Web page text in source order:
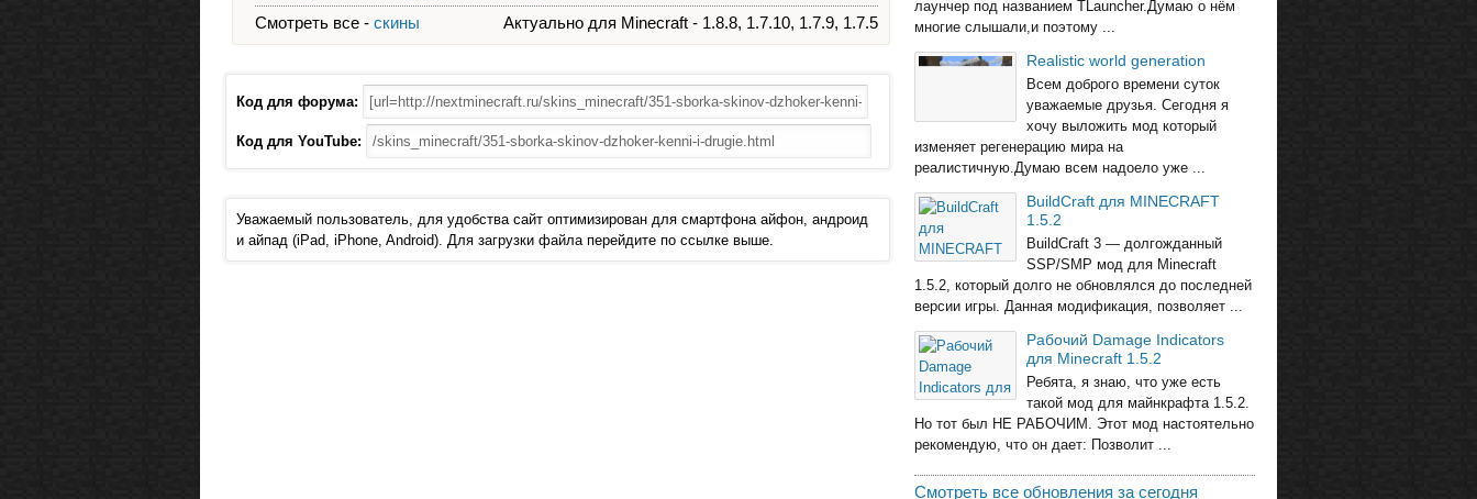
Смотреть все - скины Актуально для Minecraft - 1.8.8, 1.7.10, 1.7.9, 1.7.5
Код для форума:
Код для YouTube:
Уважаемый пользователь, для удобства сайт оптимизирован для смартфона айфон, андроид
и айпад (iPad, iPhone, Android). Для загрузки файла перейдите по ссылке выше.
лаунчер под названием TLauncher.Думаю о нём
многие слышали,и поэтому ...
Realistic world generation
Всем доброго времени суток
уважаемые друзья. Сегодня я
хочу выложить мод который
изменяет регенерацию мира на
реалистичную.Думаю всем надоело уже ...
BuildCraft для MINECRAFT
1.5.2
BuildCraft 3 — долгожданный
SSP/SMP мод для Minecraft
1.5.2, который долго не обновлялся до последней
версии игры. Данная модификация, позволяет ...
Рабочий Damage Indicators
для Minecraft 1.5.2
Ребята, я знаю, что уже есть
такой мод для майнкрафта 1.5.2.
Но тот был НЕ РАБОЧИМ. Этот мод настоятельно
рекомендую, что он дает: Позволит ...
Смотреть все обновления за сегодня